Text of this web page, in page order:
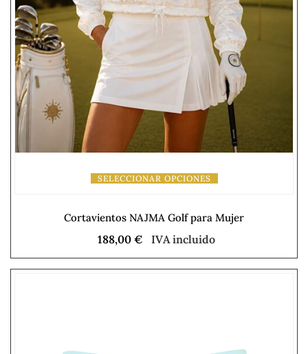
SELECCIONAR OPCIONES
Cortavientos NAJMA Golf para Mujer
188,00€ IVA incluido